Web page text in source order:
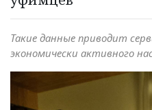
Такие данные приводит
экономически активного